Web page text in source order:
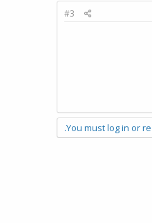
#3
You must log in or